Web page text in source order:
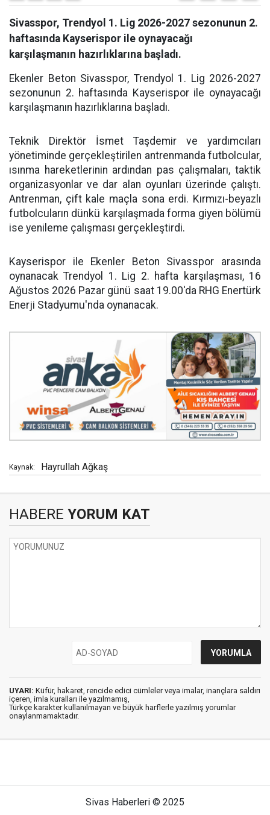
Sivasspor, Trendyol 1. Lig 2026-2027 sezonunun 2.
haftasında Kayserispor ile oynayacağı
karşılaşmanın hazırlıklarına başladı.
Ekenler Beton Sivasspor, Trendyol 1. Lig 2026-2027
sezonunun 2. haftasında Kayserispor ile oynayacağı
karşılaşmanın hazırlıklarına başladı.
Teknik Direktör İsmet Taşdemir ve yardımcıları
yönetiminde gerçekleştirilen antrenmanda futbolcular,
ısınma hareketlerinin ardından pas çalışmaları, taktik
organizasyonlar ve dar alan oyunları üzerinde çalıştı.
Antrenman, çift kale maçla sona erdi. Kırmızı-beyazlı
futbolcuların dünkü karşılaşmada forma giyen bölümü
ise yenileme çalışması gerçekleştirdi.
Kayserispor ile Ekenler Beton Sivasspor arasında
oynanacak Trendyol 1. Lig 2. hafta karşılaşması, 16
Ağustos 2026 Pazar günü saat 19.00'da RHG Enertürk
Enerji Stadyumu'nda oynanacak.
Kaynak: Hayrullah Ağkaş
HABERE YORUM KAT
UYARI: Küfür, hakaret, rencide edici cümleler veya imalar, inançlara saldırı
içeren, imla kuralları ile yazılmamış,
Türkçe karakter kullanılmayan ve büyük harflerle yazılmış yorumlar
onaylanmamaktadır.
Sivas Haberleri © 2025